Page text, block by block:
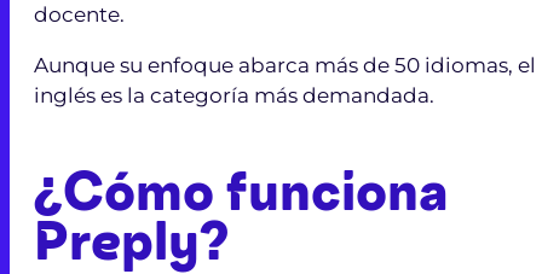
docente.
Aunque su enfoque abarca más de 50 idiomas, el
inglés es la categoría más demandada.
¿Cómo funciona
Preply?